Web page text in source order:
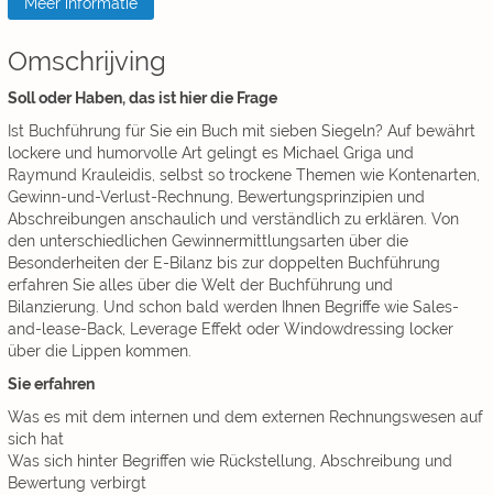
Meer informatie
Omschrijving
Soll oder Haben, das ist hier die Frage
Ist Buchführung für Sie ein Buch mit sieben Siegeln? Auf bewährt
lockere und humorvolle Art gelingt es Michael Griga und
Raymund Krauleidis, selbst so trockene Themen wie Kontenarten,
Gewinn-und-Verlust-Rechnung, Bewertungsprinzipien und
Abschreibungen anschaulich und verständlich zu erklären. Von
den unterschiedlichen Gewinnermittlungsarten über die
Besonderheiten der E-Bilanz bis zur doppelten Buchführung
erfahren Sie alles über die Welt der Buchführung und
Bilanzierung. Und schon bald werden Ihnen Begriffe wie Sales-
and-lease-Back, Leverage Effekt oder Windowdressing locker
über die Lippen kommen.
Sie erfahren
Was es mit dem internen und dem externen Rechnungswesen auf
sich hat
Was sich hinter Begriffen wie Rückstellung, Abschreibung und
Bewertung verbirgt